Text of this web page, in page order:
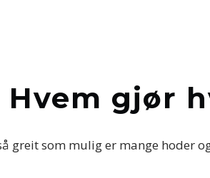
Hvem gjør
greit som mulig er mange hoder